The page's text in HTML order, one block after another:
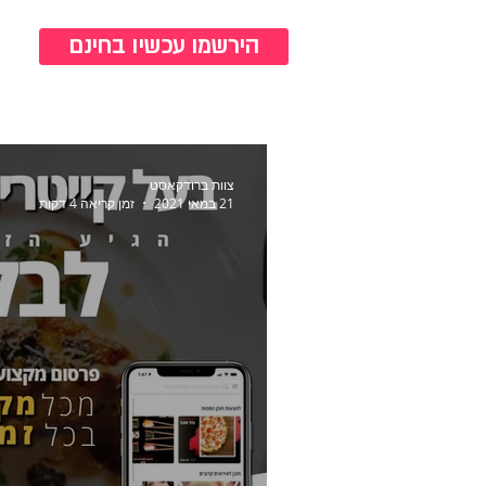
הירשמו עכשיו בחינם
צוות ברודקאסט
21 במאי 2021
זמן קריאה 4 דקות